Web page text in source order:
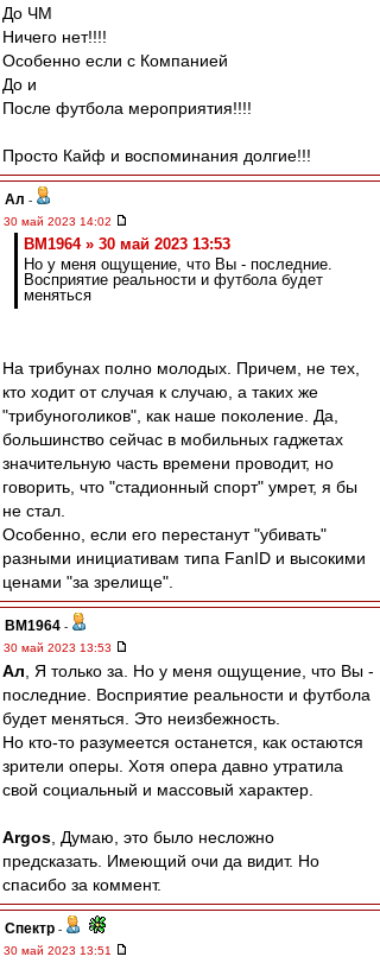
До ЧМ
Ничего нет!!!!
Особенно если с Компанией
До и
После футбола мероприятия!!!!
Просто Кайф и воспоминания долгие!!!
Ал -
30 май 2023 14:02
BM1964 » 30 май 2023 13:53
Но у меня ощущение, что Вы - последние.
Восприятие реальности и футбола будет
меняться
На трибунах полно молодых. Причем, не тех,
кто ходит от случая к случаю, а таких же
"трибуноголиков", как наше поколение. Да,
большинство сейчас в мобильных гаджетах
значительную часть времени проводит, но
говорить, что "стадионный спорт" умрет, я бы
не стал.
Особенно, если его перестанут "убивать"
разными инициативам типа FanID и высокими
ценами "за зрелище".
BM1964 -
30 май 2023 13:53
Ал , Я только за. Но у меня ощущение, что Вы -
последние. Восприятие реальности и футбола
будет меняться. Это неизбежность.
Но кто-то разумеется останется, как остаются
зрители оперы. Хотя опера давно утратила
свой социальный и массовый характер.
Argos , Думаю, это было несложно
предсказать. Имеющий очи да видит. Но
спасибо за коммент.
Спектр -
30 май 2023 13:51